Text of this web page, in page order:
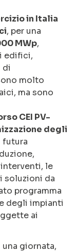
in Italia
, per una
MWp,
edifici,
di
molto
ma sono
CEI PV-
degli
futura
le
soluzioni da
programma
degli impianti
ai
giornata,